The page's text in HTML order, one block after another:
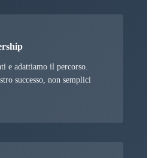
e adattiamo il percorso.
successo, non semplici